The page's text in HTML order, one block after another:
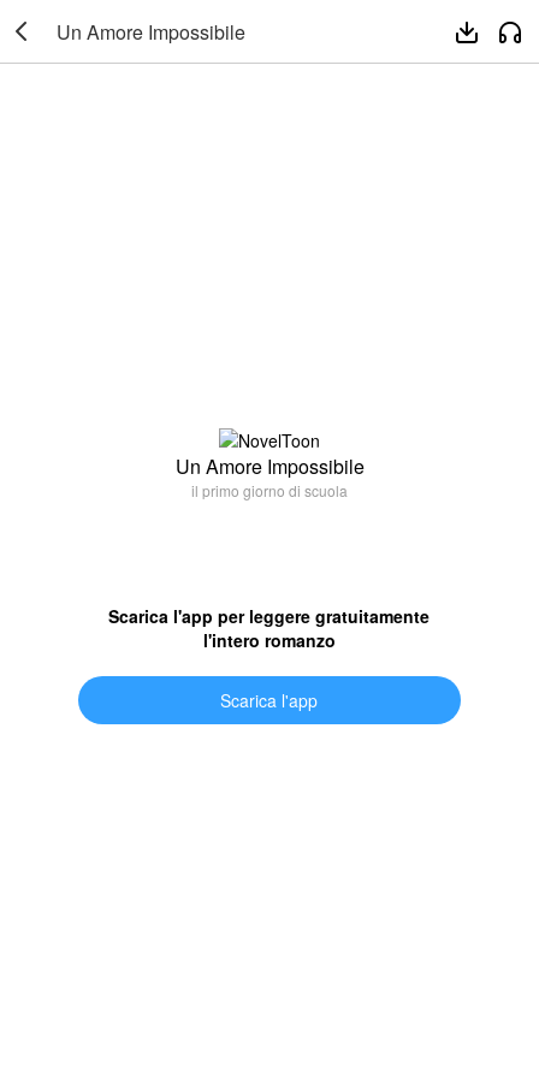
 Un Amore Impossibile  
Un Amore Impossibile
il primo giorno di scuola
Scarica l'app per leggere gratuitamente
l'intero romanzo
Scarica l'app